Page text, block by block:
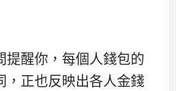
提醒你，每個人錢包的
，正也反映出各人金錢